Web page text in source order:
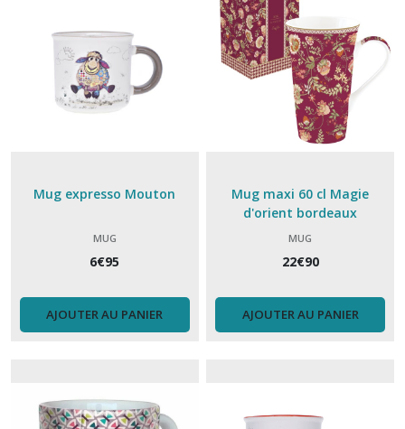
Mug expresso Mouton
MUG
6€95
AJOUTER AU PANIER
Mug maxi 60 cl Magie
d'orient bordeaux
MUG
22€90
AJOUTER AU PANIER